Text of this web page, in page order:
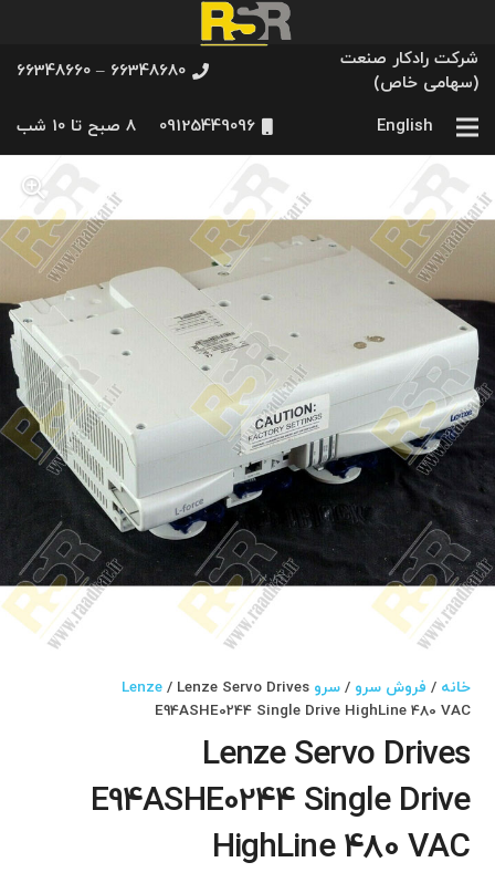
شرکت رادکار صنعت
(سهامی خاص)
66348680 – 66348660
English
09125449096 8 صبح تا 10 شب
خانه / فروش سرو /سرو Lenze/ Lenze Servo Drives
E94ASHE0244 Single Drive HighLine 480 VAC
Lenze Servo Drives
E94ASHE0244 Single Drive
HighLine 480 VAC